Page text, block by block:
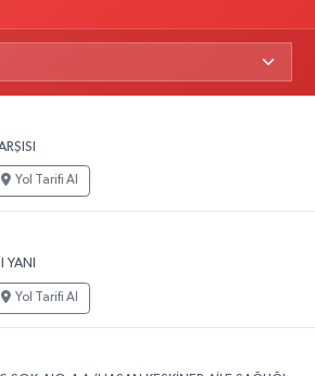
Yol Tarifi Al
YANI
Yol Tarifi Al